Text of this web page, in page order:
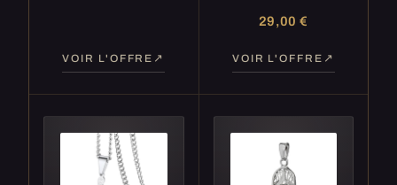
VOIR L'OFFRE
29,00 €
VOIR L'OFFRE